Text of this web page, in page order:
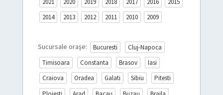
2021
2020 2019 2018 2017 2016
2015
2014
2013 2012 2011 2010 2009
Sucursale orașe: Bucuresti
Cluj-Napoca
Timisoara
Constanta Brasov
Iasi
Craiova
Oradea Galati Sibiu
Pitesti